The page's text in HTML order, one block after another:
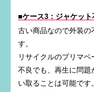
■ケース3：ジャケッ
古い商品なので外装の
す。
リサイクルのプリマ
不良でも、再生に問
い取ることは可能です。